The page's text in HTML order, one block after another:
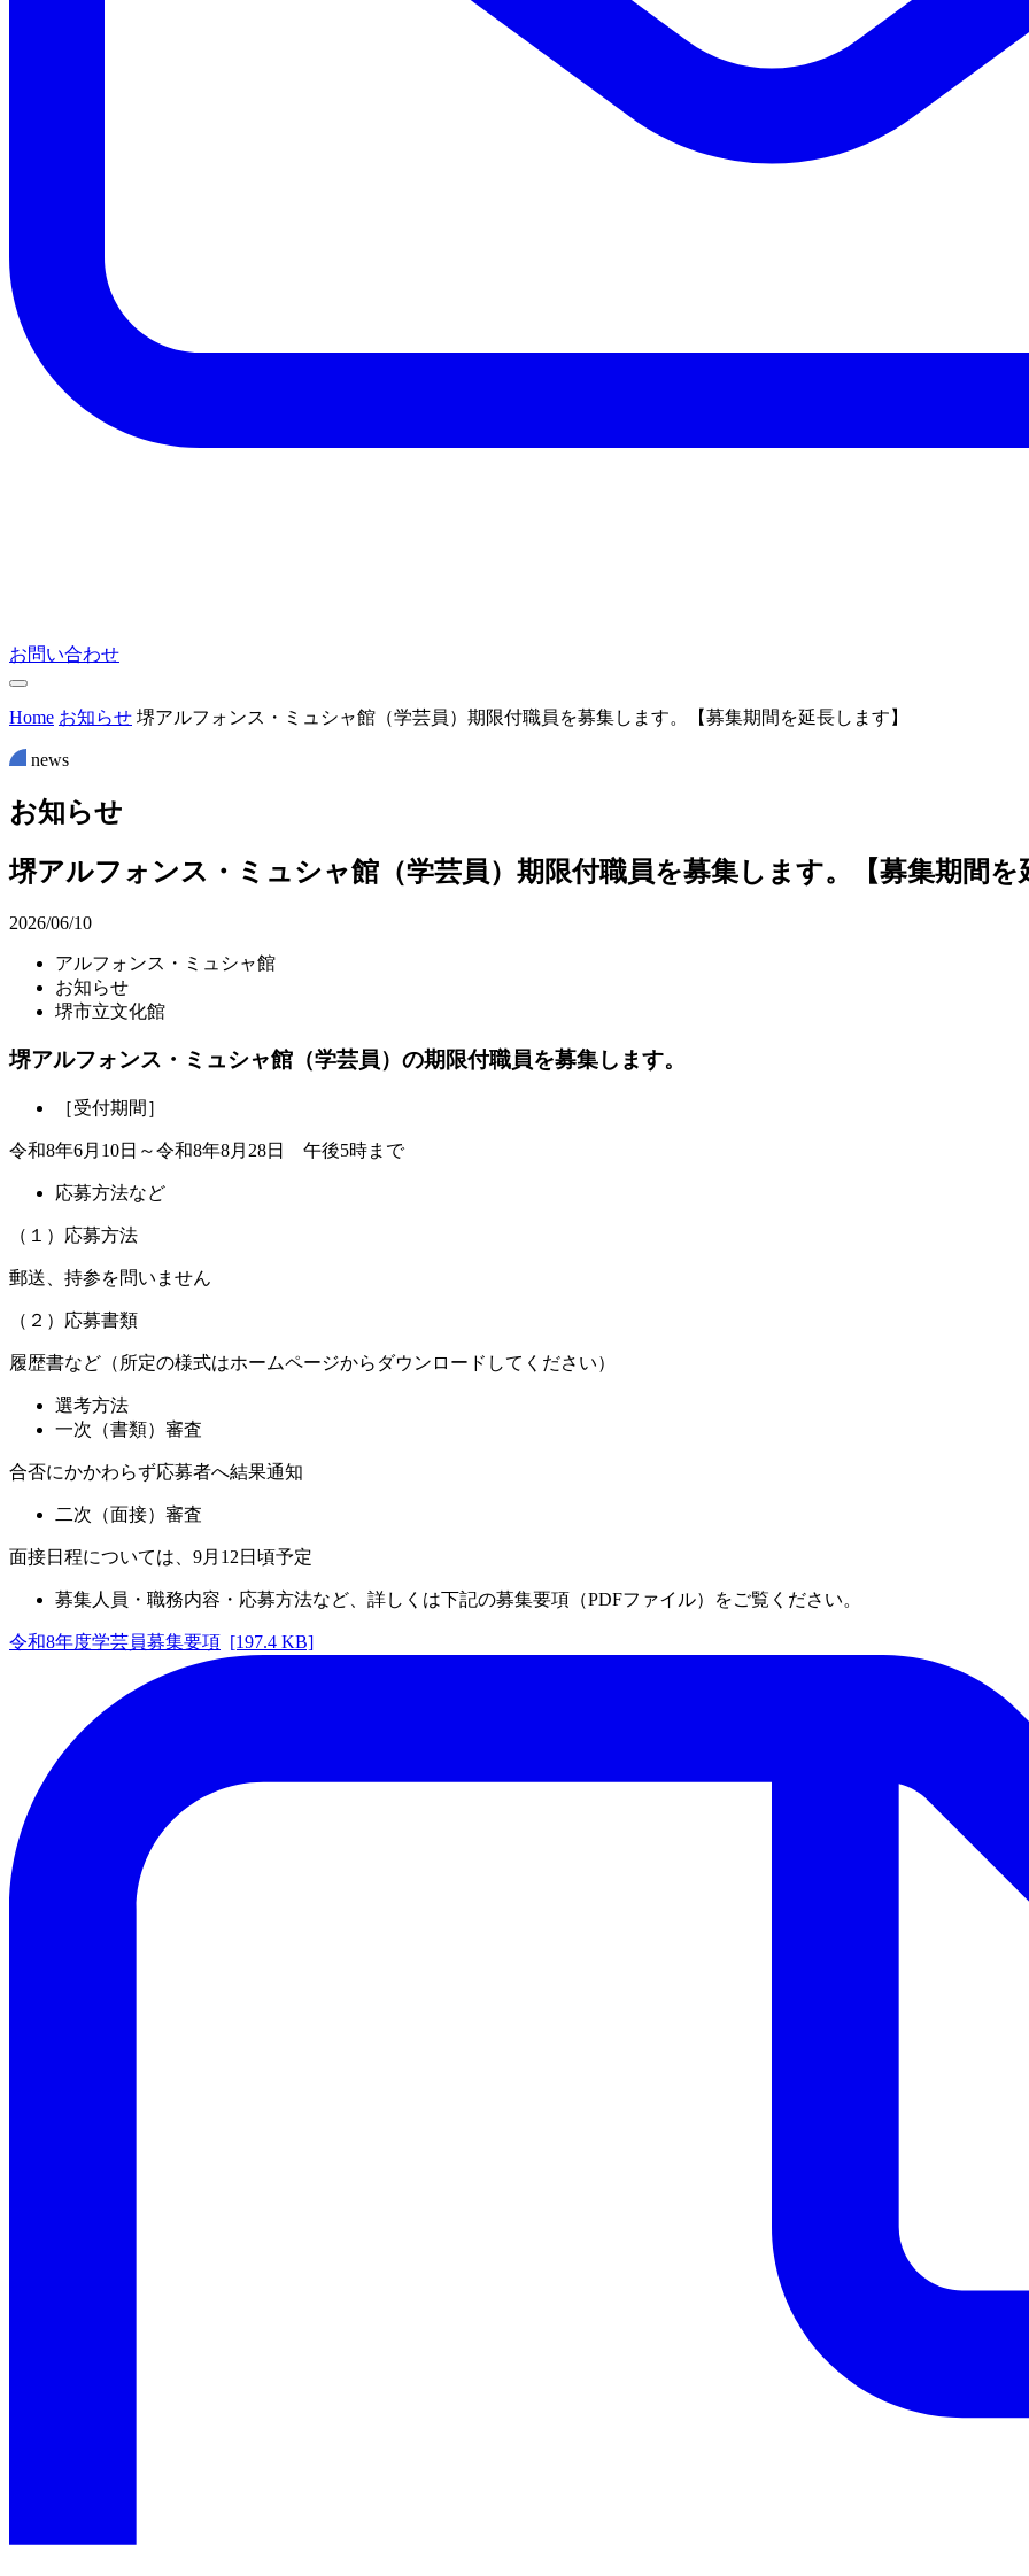
お問い合わせ
Home お知らせ 堺アルフォンス・ミュシャ館（学芸員）期限付職員を募集します。【募集期間を延長します】
news
お知らせ
堺アルフォンス・ミュシャ館（学芸員）期限付職員を募集します。【募集期間を
2026/06/10
アルフォンス・ミュシャ館
お知らせ
堺市立文化館
堺アルフォンス・ミュシャ館（学芸員）の期限付職員を募集します。
［受付期間］
令和8年6月10日～令和8年8月28日 午後5時まで
応募方法など
（１）応募方法
郵送、持参を問いません
（２）応募書類
履歴書など（所定の様式はホームページからダウンロードしてください）
選考方法
一次（書類）審査
合否にかかわらず応募者へ結果通知
二次（面接）審査
面接日程については、9月12日頃予定
募集人員・職務内容・応募方法など、詳しくは下記の募集要項（PDFファイル）をご覧ください。
令和8年度学芸員募集要項 [197.4 KB]